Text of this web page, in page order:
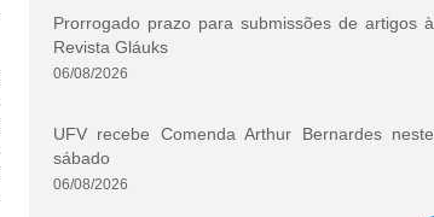
Prorrogado prazo para submissões de artigos à
Revista Gláuks
06/08/2026
UFV recebe Comenda Arthur Bernardes neste
sábado
06/08/2026